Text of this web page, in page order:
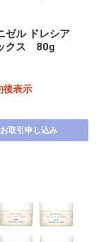
ゼル ドレシア
クス 80g
後表示
お取引申し込み